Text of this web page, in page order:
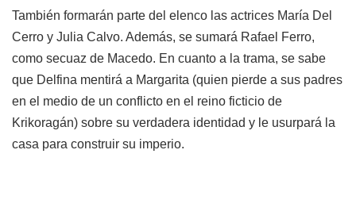
También formarán parte del elenco las actrices María Del
Cerro y Julia Calvo. Además, se sumará Rafael Ferro,
como secuaz de Macedo. En cuanto a la trama, se sabe
que Delfina mentirá a Margarita (quien pierde a sus padres
en el medio de un conflicto en el reino ficticio de
Krikoragán) sobre su verdadera identidad y le usurpará la
casa para construir su imperio.